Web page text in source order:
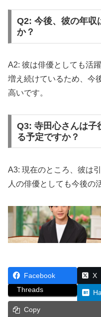
Q2: 今後、彼の年収
か？
A2: 彼は俳優としても活
増え続けているため、今
高いです。
Q3: 寺田心さんは子
る予定ですか？
A3: 現在のところ、彼は
人の俳優としても今後の
Facebook X
Threads
Copy